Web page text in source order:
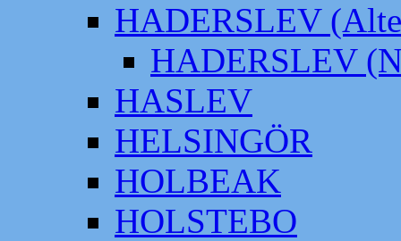
HADERSLEV
HADERSLEV
HASLEV
HELSINGÖR
HOLBEAK
HOLSTEBO